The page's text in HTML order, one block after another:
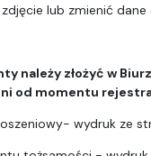
lub zmienić dane
należy złożyć w
od momentu
wydruk ze